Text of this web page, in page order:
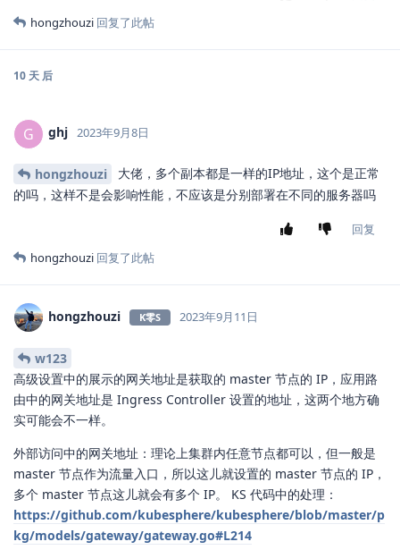
hongzhouzi
10 天后
G
hongzhouzi 大佬，多个副本都是一样的IP地址，这个是正常
的吗，这样不是会影响性能，不应该是分别部署在不同的服务器吗